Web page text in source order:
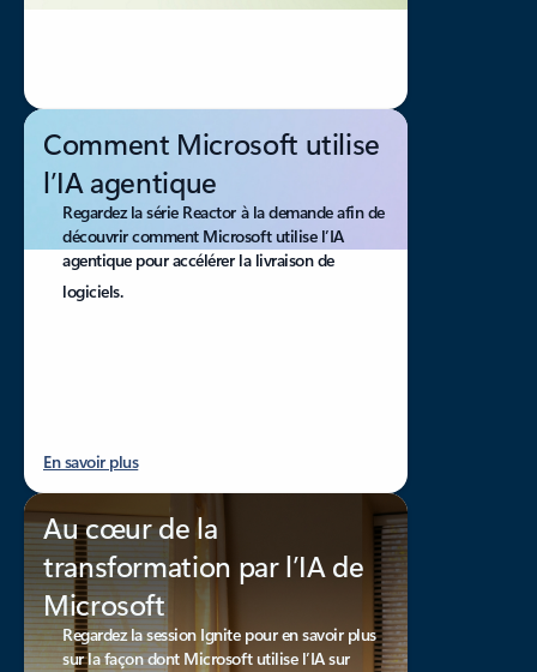
Comment Microsoft utilise
l’IA agentique
Regardez la série Reactor à la demande afin de
découvrir comment Microsoft utilise l’IA
agentique pour accélérer la livraison de
logiciels.
En savoir plus
Au cœur de la
transformation par l’IA de
Microsoft
Regardez la session Ignite pour en savoir plus
sur la façon dont Microsoft utilise l’IA sur